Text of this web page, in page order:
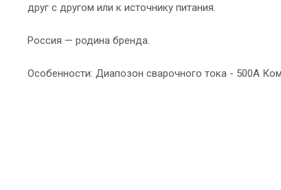
друг с другом или к источнику питания.
Россия — родина бренда.
Особенности: Диапозон сварочного тока - 500А